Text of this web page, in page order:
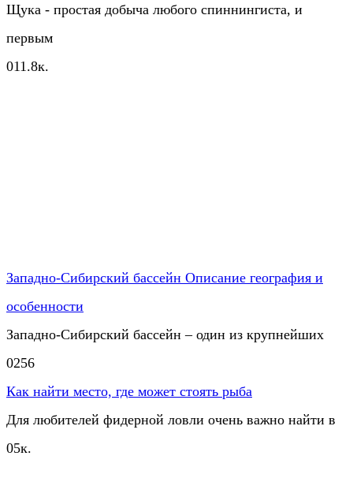
Щука - простая добыча любого спиннингиста, и
первым
011.8к.
Западно-Сибирский бассейн Описание география и
особенности
Западно-Сибирский бассейн – один из крупнейших
0256
Как найти место, где может стоять рыба
Для любителей фидерной ловли очень важно найти в
05к.